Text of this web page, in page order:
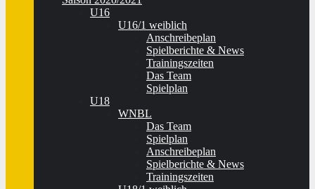
U16
U16/1 weiblich
Anschreibeplan
Spielberichte & News
Trainingszeiten
Das Team
Spielplan
U18
WNBL
Das Team
Spielplan
Anschreibeplan
Spielberichte & News
Trainingszeiten